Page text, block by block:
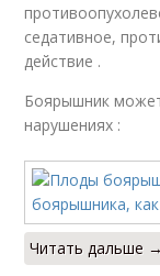
седативное,
действие .
Боярышник
нарушениях :
Читать дальше →